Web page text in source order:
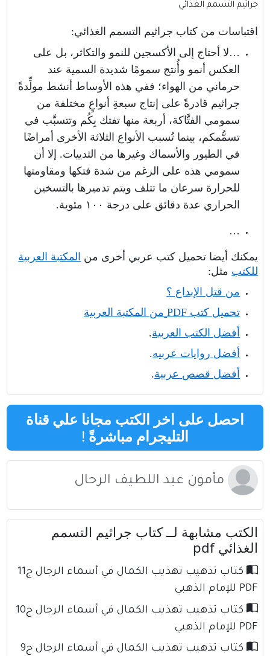
جراثيم التسمم الغذائي
اقتباسات من كتاب جراثيم التسمم الغذائي:
…لا أحتاج إلى الأكسجين للنمو والتكاثر، بل على
العكس أنمو وأُنتج سمومًا شديدة السمية عند
حرماني من الهواء؛ ففي هذه الأوساط أنشط مولِّدةً
جراثيم قادرةً على إنتاج سبعةِ أنواعٍ مختلفة من
سمومي الفتَّاكة، أربعة منها تفتك بِكُم وتتسبَّب في
تسمُّمكم، بينما تُسبب الأنواع الثلاثة الأخرى أمراضًا
في الطيور والأسماك وغيرها من الثدييات. إلا أن
سمومي هذه على الرغم من شدة فتكها ومقاومتها
للحرارة سرعان ما تتلف ويتم تدميرها بالتسخين
الحراري عدة دقائق على درجة ١٠٠ مئوية.
…
يمكنك أيضا تحميل كتب عربي أخرى من المكتبة العربية
للكتب مثل:
من قتل الإبداع ؟
تحميل كتب PDF من المكتبة العربية
أفضل الكتب العربية.
أفضل روايات عربيه.
أفضل قصص عربية.
احصل على اخر الكتب مجانا علي قناة
التليجرام مباشرةً !
مأمون عبد اللطيف الرحال
الكتب مشابهة لــ كتاب جراثيم التسمم
الغذائي pdf
كتاب تذهيب تهذيب الكمال في أسماء الرجال ج11
PDF للإمام الذهبي
كتاب تذهيب تهذيب الكمال في أسماء الرجال ج10
PDF للإمام الذهبي
كتاب تذهيب تهذيب الكمال في أسماء الرجال ج9